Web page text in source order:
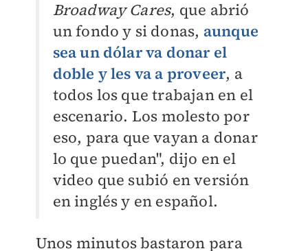
Broadway Cares, que abrió
un fondo y si donas, aunque
sea un dólar va donar el
doble y les va a proveer, a
todos los que trabajan en el
escenario. Los molesto por
eso, para que vayan a donar
lo que puedan", dijo en el
video que subió en versión
en inglés y en español.
Unos minutos bastaron para